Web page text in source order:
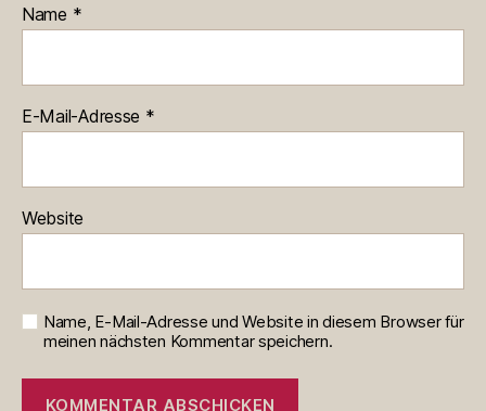
Name *
E-Mail-Adresse *
Website
Name, E-Mail-Adresse und Website in diesem Browser für
meinen nächsten Kommentar speichern.